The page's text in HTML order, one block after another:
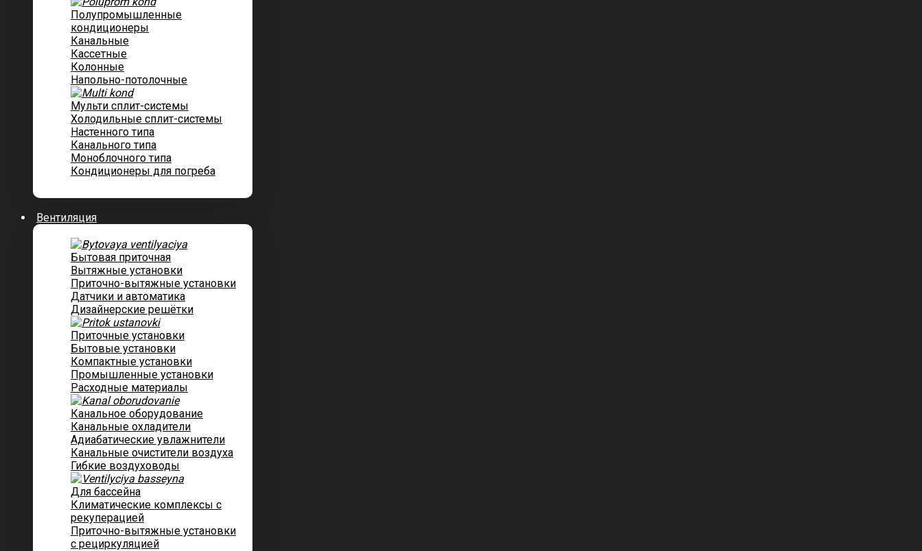
Полупромышленные
кондиционеры
Канальные
Кассетные
Колонные
Напольно-потолочные
Мульти сплит-системы
Холодильные сплит-системы
Настенного типа
Канального типа
Моноблочного типа
Кондиционеры для погреба
Вентиляция
Бытовая приточная
Вытяжные установки
Приточно-вытяжные установки
Датчики и автоматика
Дизайнерские решётки
Приточные установки
Бытовые установки
Компактные установки
Промышленные установки
Расходные материалы
Канальное оборудование
Канальные охладители
Адиабатические увлажнители
Канальные очистители воздуха
Гибкие воздуховоды
Для бассейна
Климатические комплексы с
рекуперацией
Приточно-вытяжные установки
с рециркуляцией